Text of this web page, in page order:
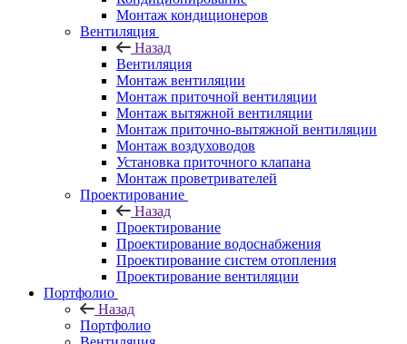
Монтаж кондиционеров
Вентиляция
Назад
Вентиляция
Монтаж вентиляции
Монтаж приточной вентиляции
Монтаж вытяжной вентиляции
Монтаж приточно-вытяжной вентиляции
Монтаж воздуховодов
Установка приточного клапана
Монтаж проветривателей
Проектирование
Назад
Проектирование
Проектирование водоснабжения
Проектирование систем отопления
Проектирование вентиляции
Портфолио
Назад
Портфолио